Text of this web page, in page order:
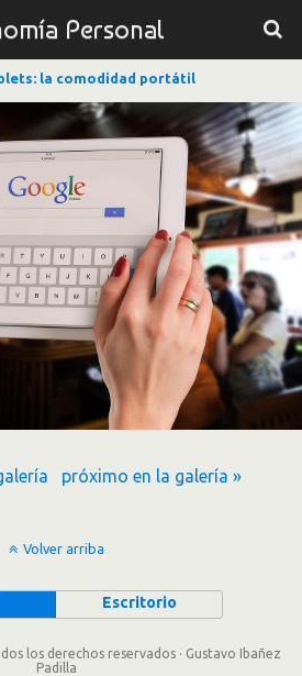
Personal
la comodidad portátil
próximo en la galería »
Volver arriba
Escritorio
los derechos reservados · Gustavo Ibañez
Padilla